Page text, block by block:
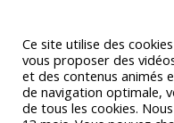
Ce site utilise des
vous proposer des
et des contenus animés
de navigation optimale,
de tous les cookies.